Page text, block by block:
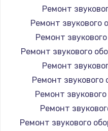
Замена
Ремонт
Ремонт звукового
Ремонт
Ремонт звукового
Ремонт
Ремонт звукового
Ремонт
Ремонт
Ремонт звукового